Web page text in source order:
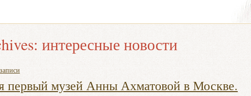
интересные новости
первый музей Анны Ахматовой в Москве.